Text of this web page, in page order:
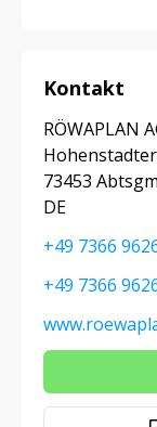
Kontakt
RÖWAPLAN
73453
DE
+49 7366
+49 7366